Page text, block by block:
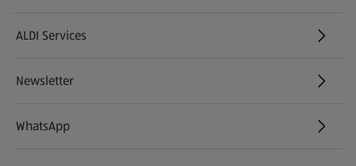
ALDI Services
Newsletter
WhatsApp